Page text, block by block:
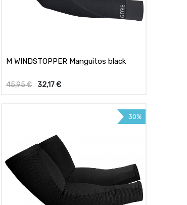
M WINDSTOPPER Manguitos black
45,95€ 32,17€
30%